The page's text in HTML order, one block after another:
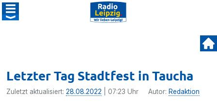
Letzter Tag Stadtfest in Taucha
Zuletzt aktualisiert:28.08.2022 | 07:23 Uhr Autor: Redaktion